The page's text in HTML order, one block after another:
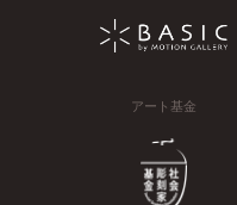
アート基金